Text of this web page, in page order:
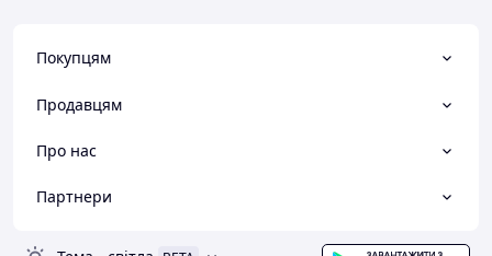
Покупцям
Продавцям
Про нас
Партнери